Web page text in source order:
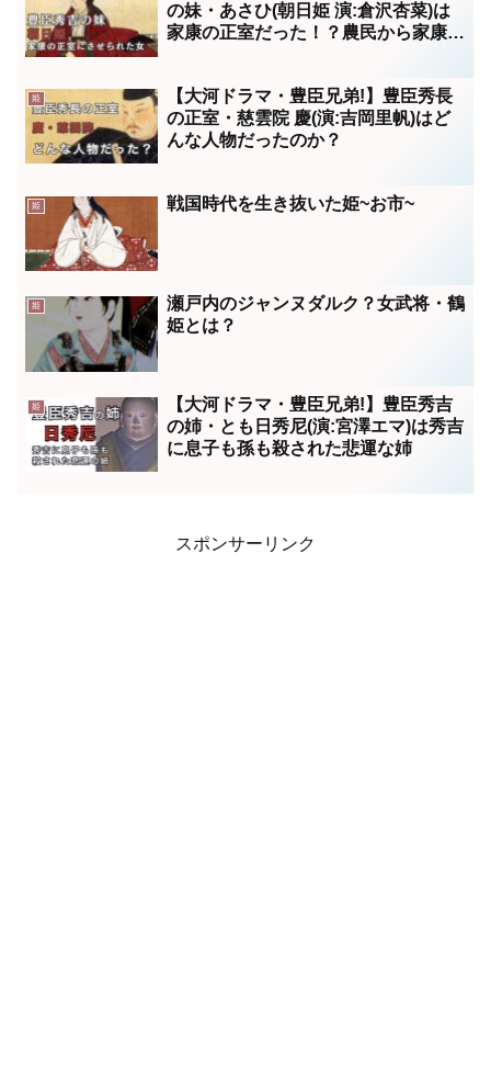
の妹・あさひ(朝日姫 演:倉沢杏菜)は
家康の正室だった！？農民から家康の
姫
【大河ドラマ・豊臣兄弟!】豊臣秀長
の正室・慈雲院 慶(演:吉岡里帆)はど
んな人物だったのか？
姫 戦国時代を生き抜いた姫~お市~
姫
瀬戸内のジャンヌダルク？女武将・鶴
姫とは？
姫
【大河ドラマ・豊臣兄弟!】豊臣秀吉
の姉・とも日秀尼(演:宮澤エマ)は秀吉
に息子も孫も殺された悲運な姉
スポンサーリンク